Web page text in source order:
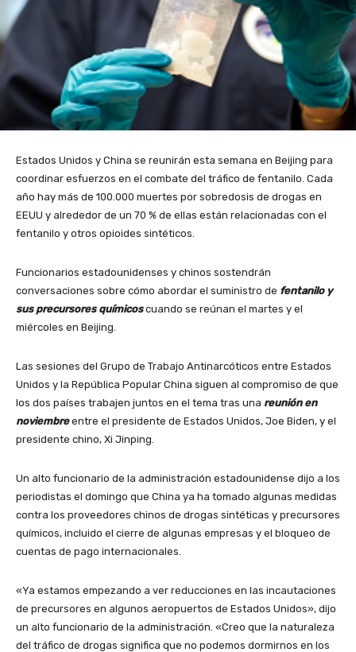
Estados Unidos y China se reunirán esta semana en Beijing para
coordinar esfuerzos en el combate del tráfico de fentanilo. Cada
año hay más de 100.000 muertes por sobredosis de drogas en
EEUU y alrededor de un 70 % de ellas están relacionadas con el
fentanilo y otros opioides sintéticos.
Funcionarios estadounidenses y chinos sostendrán
conversaciones sobre cómo abordar el suministro de fentanilo y
sus precursores químicoscuando se reúnan el martes y el
miércoles en Beijing.
Las sesiones del Grupo de Trabajo Antinarcóticos entre Estados
Unidos y la República Popular China siguen al compromiso de que
los dos países trabajen juntos en el tema tras una reunión en
noviembreentre el presidente de Estados Unidos, Joe Biden, y el
presidente chino, Xi Jinping.
Un alto funcionario de la administración estadounidense dijo a los
periodistas el domingo que China ya ha tomado algunas medidas
contra los proveedores chinos de drogas sintéticas y precursores
químicos, incluido el cierre de algunas empresas y el bloqueo de
cuentas de pago internacionales.
«Ya estamos empezando a ver reducciones en las incautaciones
de precursores en algunos aeropuertos de Estados Unidos», dijo
un alto funcionario de la administración. «Creo que la naturaleza
del tráfico de drogas significa que no podemos dormirnos en los